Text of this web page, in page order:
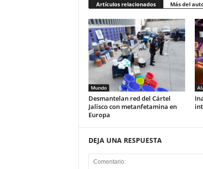
Artículos relacionados Más del
Mundo
Desmantelan red del Cártel
Jalisco con metanfetamina en
Europa
DEJA UNA RESPUESTA